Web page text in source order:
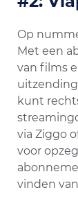
Op
Met een
van films
kunt
via Ziggo
voor
vinden